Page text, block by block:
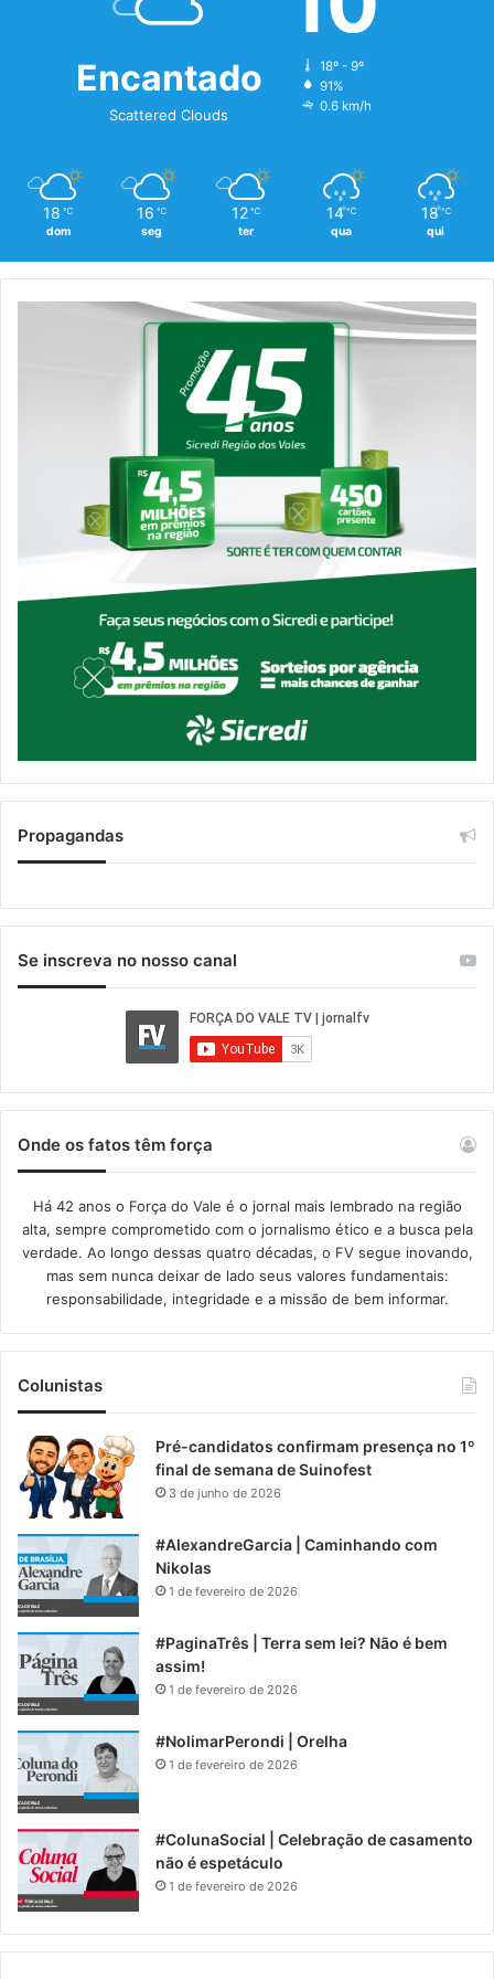
Encantado
Scattered Clouds
18º - 9º
91%
0.6 km/h
18 ℃
dom
16 ℃
seg
12 ℃
ter
14 ℃
qua
18 ℃
qui
Propagandas
Se inscreva no nosso canal
Onde os fatos têm força
Há 42 anos o Força do Vale é o jornal mais lembrado na região
alta, sempre comprometido com o jornalismo ético e a busca pela
verdade. Ao longo dessas quatro décadas, o FV segue inovando,
mas sem nunca deixar de lado seus valores fundamentais:
responsabilidade, integridade e a missão de bem informar.​
Colunistas
Pré-candidatos confirmam presença no 1º
final de semana de Suinofest
3 de junho de 2026
#AlexandreGarcia | Caminhando com
Nikolas
1 de fevereiro de 2026
#PaginaTrês | Terra sem lei? Não é bem
assim!
1 de fevereiro de 2026
#NolimarPerondi | Orelha
1 de fevereiro de 2026
#ColunaSocial | Celebração de casamento
não é espetáculo
1 de fevereiro de 2026